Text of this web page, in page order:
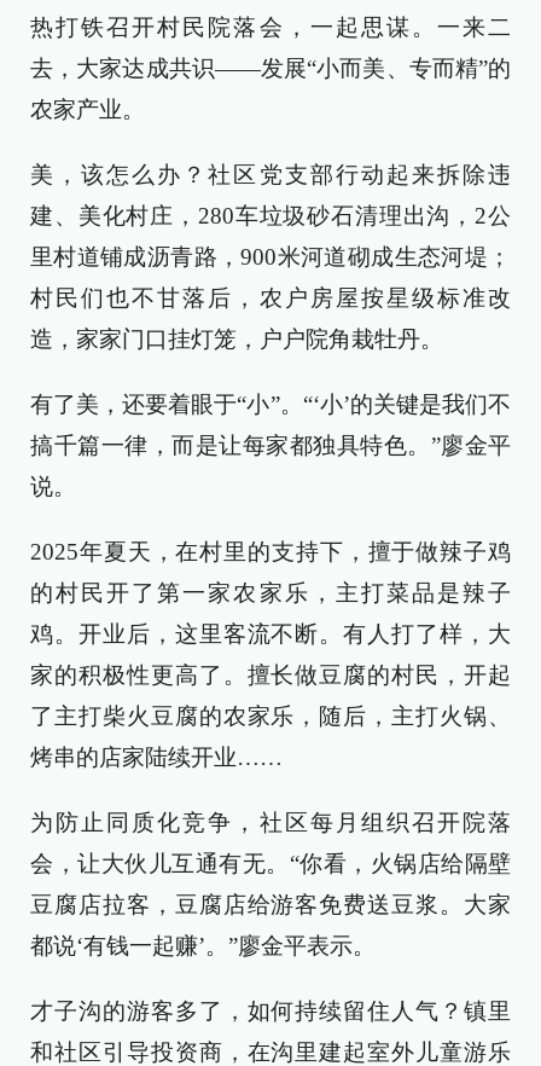
热打铁召开村民院落会，一起思谋。一来二
去，大家达成共识——发展“小而美、专而精”的
农家产业。
美，该怎么办？社区党支部行动起来拆除违
建、美化村庄，280车垃圾砂石清理出沟，2公
里村道铺成沥青路，900米河道砌成生态河堤；
村民们也不甘落后，农户房屋按星级标准改
造，家家门口挂灯笼，户户院角栽牡丹。
有了美，还要着眼于“小”。“‘小’的关键是我们不
搞千篇一律，而是让每家都独具特色。”廖金平
说。
2025年夏天，在村里的支持下，擅于做辣子鸡
的村民开了第一家农家乐，主打菜品是辣子
鸡。开业后，这里客流不断。有人打了样，大
家的积极性更高了。擅长做豆腐的村民，开起
了主打柴火豆腐的农家乐，随后，主打火锅、
烤串的店家陆续开业……
为防止同质化竞争，社区每月组织召开院落
会，让大伙儿互通有无。“你看，火锅店给隔壁
豆腐店拉客，豆腐店给游客免费送豆浆。大家
都说‘有钱一起赚’。”廖金平表示。
才子沟的游客多了，如何持续留住人气？镇里
和社区引导投资商，在沟里建起室外儿童游乐